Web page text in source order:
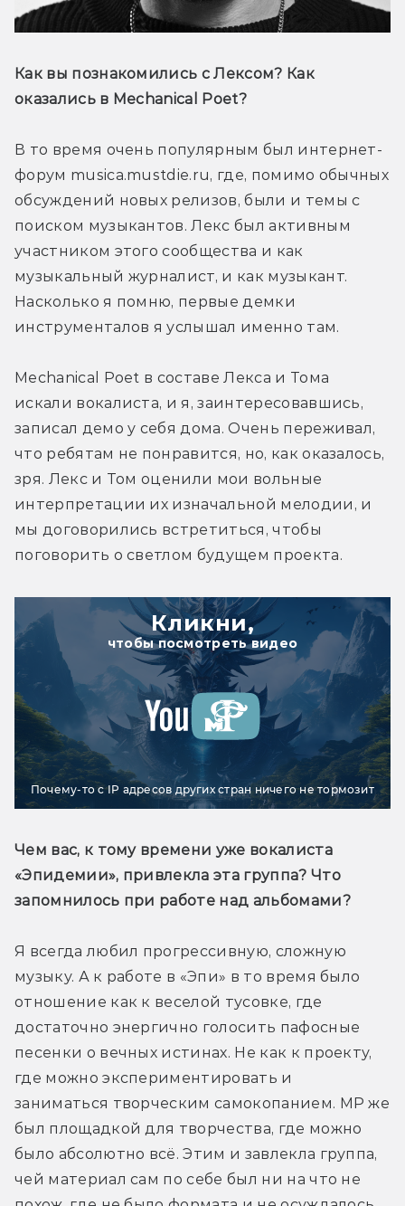
Как вы познакомились с Лексом? Как
оказались в Mechanical Poet?
В то время очень популярным был интернет-
форум musica.mustdie.ru, где, помимо обычных
обсуждений новых релизов, были и темы с
поиском музыкантов. Лекс был активным
участником этого сообщества и как
музыкальный журналист, и как музыкант.
Насколько я помню, первые демки
инструменталов я услышал именно там.
Mechanical Poet в составе Лекса и Тома
искали вокалиста, и я, заинтересовавшись,
записал демо у себя дома. Очень переживал,
что ребятам не понравится, но, как оказалось,
зря. Лекс и Том оценили мои вольные
интерпретации их изначальной мелодии, и
мы договорились встретиться, чтобы
поговорить о светлом будущем проекта.
Кликни,
чтобы посмотреть видео
Почему-то с IP адресов других стран ничего не тормозит
Чем вас, к тому времени уже вокалиста
«Эпидемии», привлекла эта группа? Что
запомнилось при работе над альбомами?
Я всегда любил прогрессивную, сложную
музыку. А к работе в «Эпи» в то время было
отношение как к веселой тусовке, где
достаточно энергично голосить пафосные
песенки о вечных истинах. Не как к проекту,
где можно экспериментировать и
заниматься творческим самокопанием. MP же
был площадкой для творчества, где можно
было абсолютно всё. Этим и завлекла группа,
чей материал сам по себе был ни на что не